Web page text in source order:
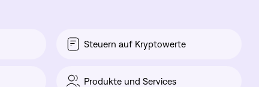
Steuern auf Kryptowerte
Produkte und Services